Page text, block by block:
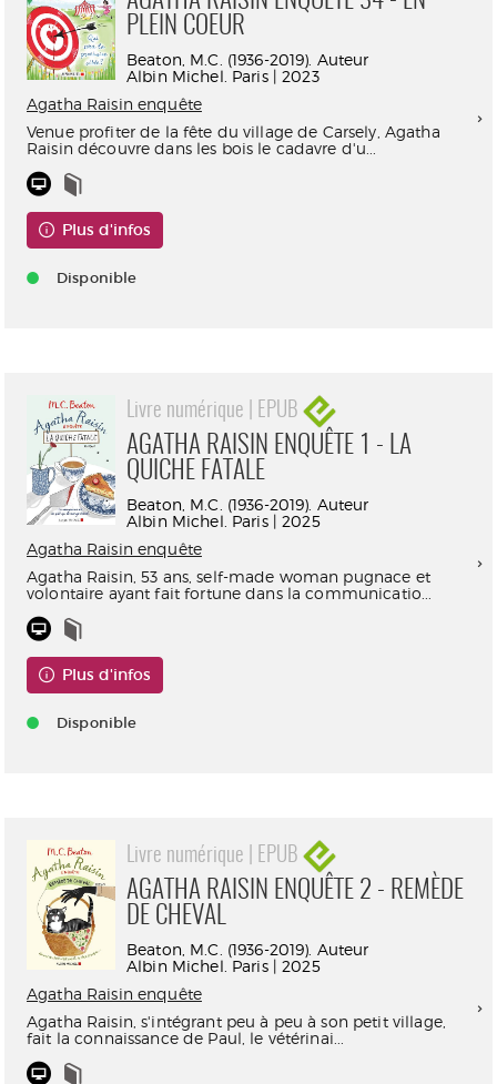
PLEIN COEUR
Beaton, M.C. (1936-2019). Auteur
Albin Michel. Paris | 2023
Agatha Raisin enquête
Venue profiter de la fête du village de Carsely, Agatha
Raisin découvre dans les bois le cadavre d'u...
Plus d'infos
Disponible
Livre numérique | EPUB
AGATHA RAISIN ENQUÊTE 1 - LA
QUICHE FATALE
Beaton, M.C. (1936-2019). Auteur
Albin Michel. Paris | 2025
Agatha Raisin enquête
Agatha Raisin, 53 ans, self-made woman pugnace et
volontaire ayant fait fortune dans la communicatio...
Plus d'infos
Disponible
Livre numérique | EPUB
AGATHA RAISIN ENQUÊTE 2 - REMÈDE
DE CHEVAL
Beaton, M.C. (1936-2019). Auteur
Albin Michel. Paris | 2025
Agatha Raisin enquête
Agatha Raisin, s'intégrant peu à peu à son petit village,
fait la connaissance de Paul, le vétérinai...